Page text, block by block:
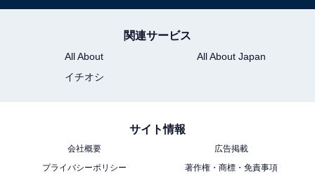
また、煮込みや鍋料理では「モツ」、焼肉では「ホルモ
ン」が使われる場合が多いようです。
会に、食べてみてはいかがでしょうか。
関連サービス
All About
All About Japan
イチオシ
サイト情報
会社概要
広告掲載
プライバシーポリシー
著作権・商標・免責事項